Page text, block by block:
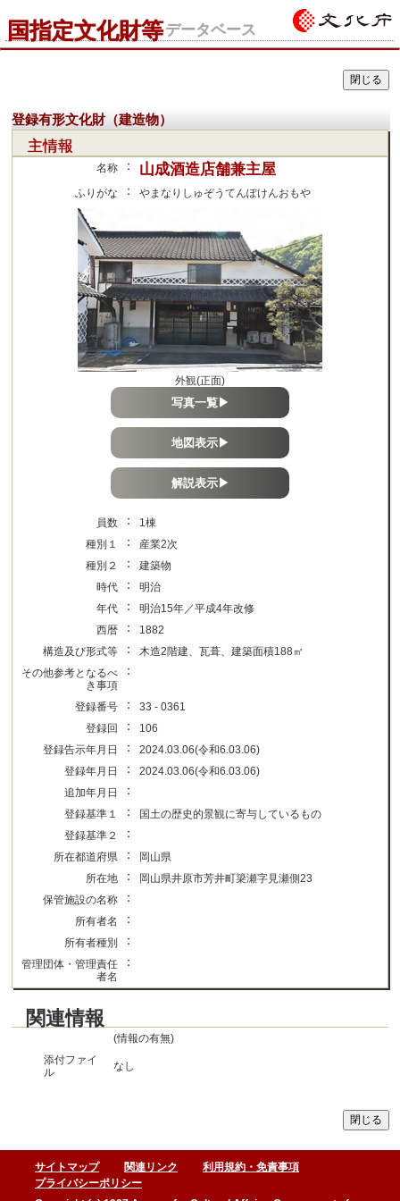
国指定文化財等データベース
登録有形文化財（建造物）
主情報
名称 ： 山成酒造店舗兼主屋
ふりがな ： やまなりしゅぞうてんぽけんおもや
外観(正面)
写真一覧▶
地図表示▶
解説表示▶
員数 ：
1棟
種別１
：
産業2次
種別２
：
建築物
時代
：
明治
年代
：
明治15年／平成4年改修
西暦
：
1882
構造及び形式等
：
木造2階建、瓦葺、建築面積188㎡
その他参考となるべ
き事項
：
登録番号 ：
33 - 0361
登録回
：
106
登録告示年月日
：
2024.03.06(令和6.03.06)
登録年月日
：
2024.03.06(令和6.03.06)
追加年月日
：
登録基準１ ：
国土の歴史的景観に寄与しているもの
登録基準２
：
所在都道府県 ：
岡山県
所在地
：
岡山県井原市芳井町簗瀬字見瀬側23
保管施設の名称
：
所有者名 ：
所有者種別 ：
管理団体・管理責任
者名
：
関連情報
(情報の有無)
添付ファイ
ル
なし
サイトマップ 関連リンク
利用規約・免責事項
プライバシーポリシー